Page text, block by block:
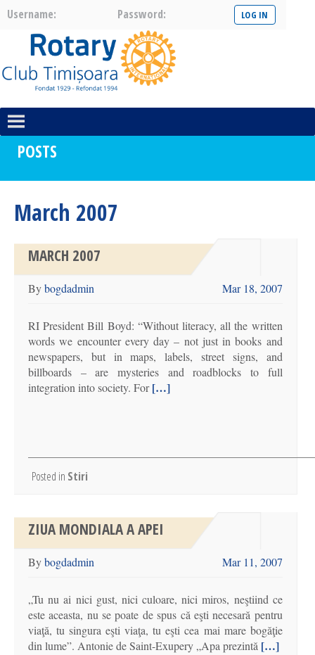
Username: Password:
POSTS
March 2007
MARCH 2007
Bybogdadmin Mar 18, 2007
RI President Bill Boyd: “Without literacy, all the written
words we encounter every day – not just in books and
newspapers, but in maps, labels, street signs, and
billboards – are mysteries and roadblocks to full
integration into society. For[…]
Posted in Stiri
ZIUA MONDIALA A APEI
Bybogdadmin Mar 11, 2007
„Tu nu ai nici gust, nici culoare, nici miros, neştiind ce
este aceasta, nu se poate de spus că eşti necesară pentru
viaţă, tu singura eşti viaţa, tu eşti cea mai mare bogăţie
din lume”. Antonie de Saint-Exupery „Apa prezintă […]